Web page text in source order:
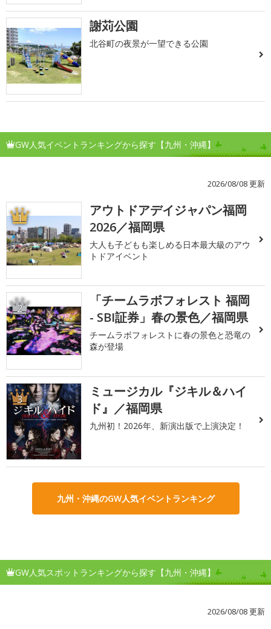
謝苅公園
北谷町の夜景が一望できる公園
GW人気イベントランキングから探す【九州・沖縄】
2026/08/08 更新
1
アウトドアデイジャパン福岡
2026／福岡県
大人も子どもも楽しめる日本最大級のアウ
トドアイベント
2
「チームラボフォレスト 福岡
- SBI証券」春の景色／福岡県
チームラボフォレストに春の景色と恐竜の
森が登場
3
ミュージカル『ジキル＆ハイ
ド』／福岡県
九州初！2026年、新演出版で上演決定！
九州・沖縄のGW人気イベントランキング
GW人気スポットランキングから探す【九州・沖縄】
2026/08/08 更新